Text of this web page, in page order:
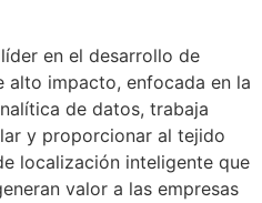
en el desarrollo de
alto impacto, enfocada en la
de datos, trabaja
y proporcionar al tejido
localización inteligente que
valor a las empresas